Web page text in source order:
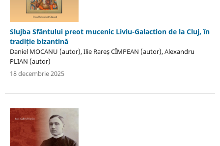
Slujba Sfântului preot mucenic Liviu-Galaction de la Cluj, în
tradiție bizantină
Daniel MOCANU (autor), Ilie Rareș CÎMPEAN (autor), Alexandru
PLIAN (autor)
18 decembrie 2025